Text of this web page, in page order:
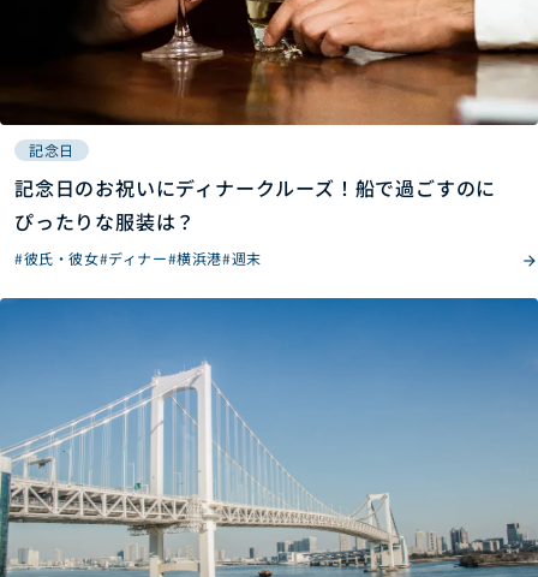
記念日
記念日のお祝いにディナークルーズ！船で過ごすのに
ぴったりな服装は？
#彼氏・彼女#ディナー#横浜港#週末